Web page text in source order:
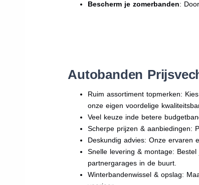
Bescherm je zomerbanden:
Autobanden
Ruim assortiment topmerken:
onze eigen voordelige
Veel keuze inde betere
Scherpe prijzen & aanbiedingen:
Deskundig advies: Onze ervaren
Snelle levering & montage:
partnergarages in de buurt.
Winterbandenwissel & opslag: